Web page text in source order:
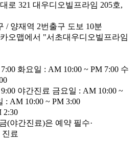
로 321 대우디오빌프라임 205호,
/ 양재역 2번출구 도보 10분
오맵에서 "서초대우디오빌프라임
화요일 : AM 10:00 ~ PM 7:00 수
야간진료 금요일 : AM 10:00 ~
: AM 10:00 ~ PM 3:00
2:30
(야간진료)은 예약 필수·
료